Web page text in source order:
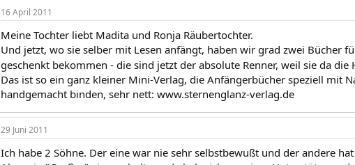
16 April 2011
Meine Tochter liebt Madita und Ronja Räubertochter.
Und jetzt, wo sie selber mit Lesen anfängt, haben wir grad zwei Bücher
geschenkt bekommen - die sind jetzt der absolute Renner, weil sie da die
Das ist so ein ganz kleiner Mini-Verlag, die Anfängerbücher speziell mit
handgemacht binden, sehr nett: www.sternenglanz-verlag.de
29 Juni 2011
Ich habe 2 Söhne. Der eine war nie sehr selbstbewußt und der andere